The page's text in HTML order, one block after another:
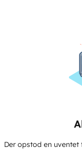
Der opstod en